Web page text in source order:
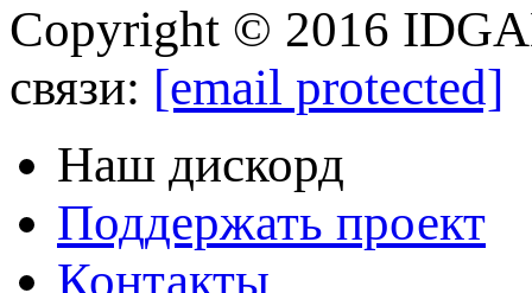
Copyright © 2016
связи: [email protected]
Наш дискорд
Поддержать проект
Контакты